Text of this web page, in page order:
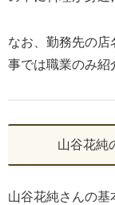
なお、勤務先の
事では職業のみ紹
山谷花純
山谷花純さんの